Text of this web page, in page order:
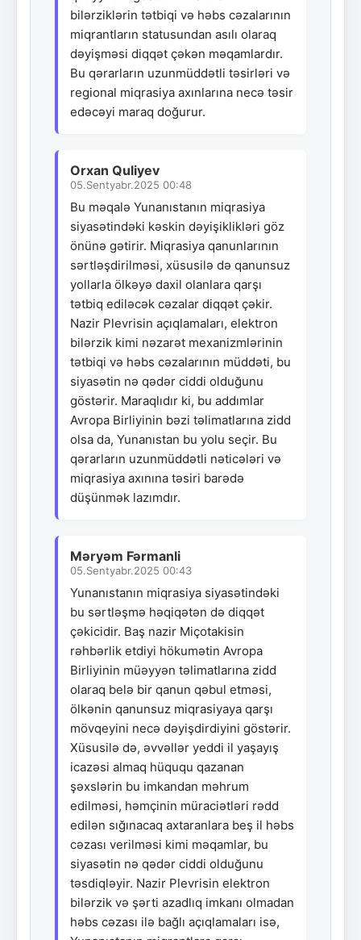
bilərziklərin tətbiqi və həbs cəzalarının
miqrantların statusundan asılı olaraq
dəyişməsi diqqət çəkən məqamlardır.
Bu qərarların uzunmüddətli təsirləri və
regional miqrasiya axınlarına necə təsir
edəcəyi maraq doğurur.
Orxan Quliyev
05.Sentyabr.2025 00:48
Bu məqalə Yunanıstanın miqrasiya
siyasətindəki kəskin dəyişiklikləri göz
önünə gətirir. Miqrasiya qanunlarının
sərtləşdirilməsi, xüsusilə də qanunsuz
yollarla ölkəyə daxil olanlara qarşı
tətbiq ediləcək cəzalar diqqət çəkir.
Nazir Plevrisin açıqlamaları, elektron
bilərzik kimi nəzarət mexanizmlərinin
tətbiqi və həbs cəzalarının müddəti, bu
siyasətin nə qədər ciddi olduğunu
göstərir. Maraqlıdır ki, bu addımlar
Avropa Birliyinin bəzi təlimatlarına zidd
olsa da, Yunanıstan bu yolu seçir. Bu
qərarların uzunmüddətli nəticələri və
miqrasiya axınına təsiri barədə
düşünmək lazımdır.
Məryəm Fərmanli
05.Sentyabr.2025 00:43
Yunanıstanın miqrasiya siyasətindəki
bu sərtləşmə həqiqətən də diqqət
çəkicidir. Baş nazir Miçotakisin
rəhbərlik etdiyi hökumətin Avropa
Birliyinin müəyyən təlimatlarına zidd
olaraq belə bir qanun qəbul etməsi,
ölkənin qanunsuz miqrasiyaya qarşı
mövqeyini necə dəyişdirdiyini göstərir.
Xüsusilə də, əvvəllər yeddi il yaşayış
icazəsi almaq hüququ qazanan
şəxslərin bu imkandan məhrum
edilməsi, həmçinin müraciətləri rədd
edilən sığınacaq axtaranlara beş il həbs
cəzası verilməsi kimi məqamlar, bu
siyasətin nə qədər ciddi olduğunu
təsdiqləyir. Nazir Plevrisin elektron
bilərzik və şərti azadlıq imkanı olmadan
həbs cəzası ilə bağlı açıqlamaları isə,